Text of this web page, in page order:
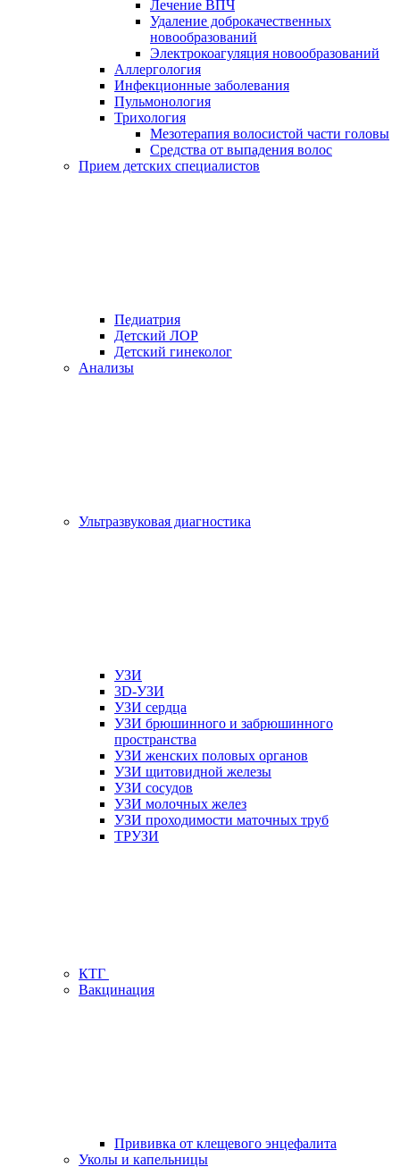
Лечение ВПЧ
Удаление доброкачественных
новообразований
Электрокоагуляция новообразований
Аллергология
Инфекционные заболевания
Пульмонология
Трихология
Мезотерапия волосистой части головы
Средства от выпадения волос
Прием детских специалистов
Педиатрия
Детский ЛОР
Детский гинеколог
Анализы
Ультразвуковая диагностика
УЗИ
3D-УЗИ
УЗИ сердца
УЗИ брюшинного и забрюшинного
пространства
УЗИ женских половых органов
УЗИ щитовидной железы
УЗИ сосудов
УЗИ молочных желез
УЗИ проходимости маточных труб
ТРУЗИ
КТГ
Вакцинация
Прививка от клещевого энцефалита
Уколы и капельницы